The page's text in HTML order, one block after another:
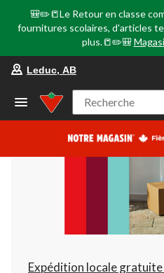
🎒✏️📒Le Retour en classe
fournitures scolaires, d'articles
plus.📒✏️🎒
Leduc, AB
Recherche
Expédition locale